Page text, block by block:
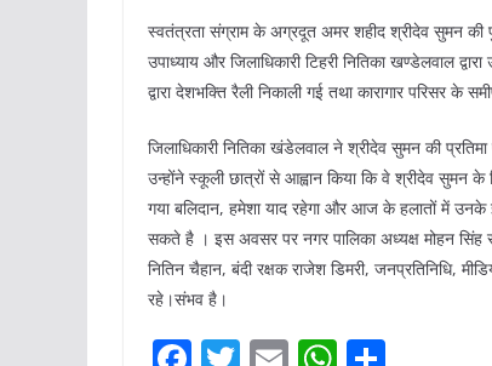
स्वतंत्रता संग्राम के अग्रदूत अमर शहीद श्रीदेव सुमन की
उपाध्याय और जिलाधिकारी टिहरी नितिका खण्डेलवाल
द्वारा देशभक्ति रैली निकाली गई तथा कारागार परिसर के
जिलाधिकारी नितिका खंडेलवाल ने श्रीदेव सुमन की
उन्होंने स्कूली छात्रों से आह्वान किया कि वे श्रीदेव सुमन
गया बलिदान, हमेशा याद रहेगा और आज के हलातों में
सकते है । इस अवसर पर नगर पालिका अध्यक्ष मोहन सिंह
नितिन चैहान, बंदी रक्षक राजेश डिमरी, जनप्रतिनिधि,
रहे।संभव है।